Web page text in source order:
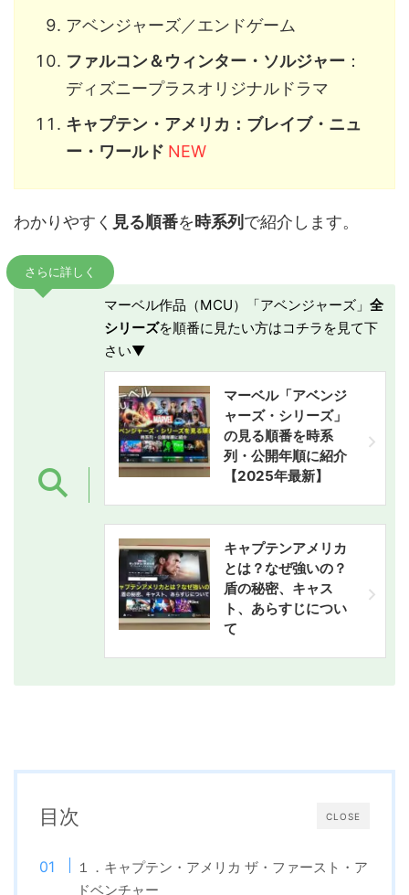
アベンジャーズ／エンドゲーム
ファルコン＆ウィンター・ソルジャー ：
ディズニープラスオリジナルドラマ
キャプテン・アメリカ：ブレイブ・ニュ
ー・ワールド NEW
わかりやすく 見る順番を時系列 で紹介します。
さらに詳しく
マーベル作品（MCU）「アベンジャーズ」 全
シリーズを順番に見たい方はコチラを見て下
さい▼
マーベル「アベンジ
ャーズ・シリーズ」
の見る順番を時系
列・公開年順に紹介
【2025年最新】
キャプテンアメリカ
とは？なぜ強いの？
盾の秘密、キャス
ト、あらすじについ
て
CLOSE
目次
１．キャプテン・アメリカ ザ・ファースト・ア
ドベンチャー